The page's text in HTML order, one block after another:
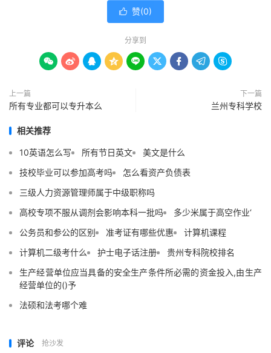
 赞(0)
分享到
        
上一篇
所有专业都可以专升本么
下一篇
兰州专科学校
相关推荐
10英语怎么写 所有节日英文
美文是什么
技校毕业可以参加高考吗
怎么看资产负债表
三级人力资源管理师属于中级职称吗
高校专项不服从调剂会影响本科一批吗
多少米属于高空作业‘
公务员和参公的区别
准考证有哪些优惠
计算机课程
计算机二级考什么
护士电子话注册
贵州专科院校排名
生产经营单位应当具备的安全生产条件所必需的资金投入,由生产
经营单位的()予
法硕和法考哪个难
评论 抢沙发